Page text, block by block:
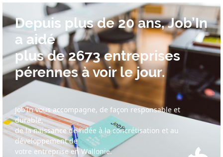
Depuis plus de 20 ans, Job’In
a aidé
plus de 2673 entreprises
pérennes à voir le jour.
Job’In vous accompagne, de façon responsable et
durable,
de la naissance de l’idée à la concrétisation et au
développement de
votre entreprise en Wallonie.